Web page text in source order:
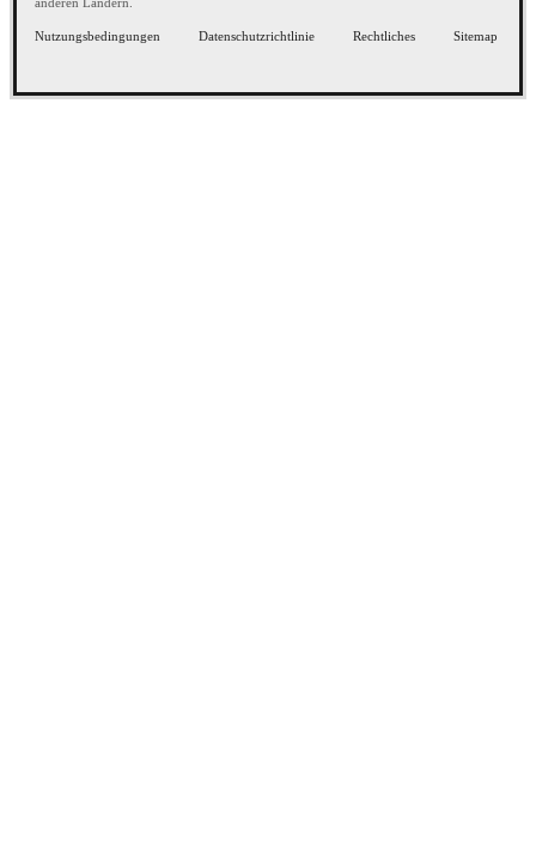
Nutzungsbedingungen Datenschutzrichtlinie Rechtliches Sitemap